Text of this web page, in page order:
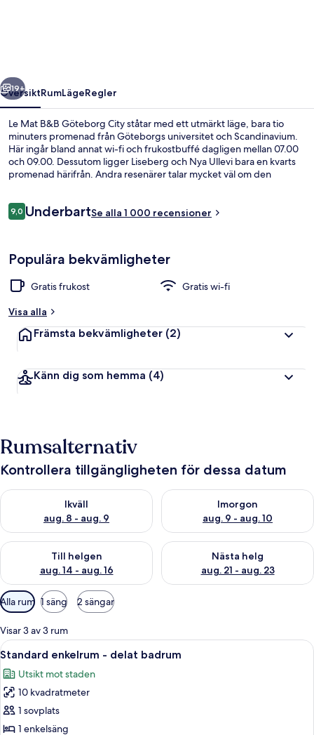
Nästa
19+
ÖversiktRumLägeRegler
Le Mat B&B Göteborg City ståtar med ett utmärkt läge, bara tio
minuters promenad från Göteborgs universitet och Scandinavium.
Här ingår bland annat wi-fi och frukostbuffé dagligen mellan 07.00
och 09.00. Dessutom ligger Liseberg och Nya Ullevi bara en kvarts
promenad härifrån. Andra resenärer talar mycket väl om den
spårvagnshållplats tar det 5 minuter att gå.
Recensioner
9,09,0 av 10,
UnderbartSe alla 1 000 recensioner
Populära bekvämligheter
Gratis frukost
Gratis wi-fi
Visa alla
Främsta bekvämligheter (2)
Känn dig som hemma (4)
Rumsalternativ
Kontrollera tillgängligheten för dessa datum
Ikväll
aug. 8 - aug. 9
Kontrollera tillgängligheten för ikväll aug. 8 - aug. 9
Imorgon
aug. 9 - aug. 10
Kontrollera tillgängligheten
Till helgen
aug. 14 - aug. 16
Kontrollera tillgängligheten för den här helgen aug. 14 - aug.
Nästa helg
aug. 21 - aug. 23
Kontrollera tillgängligheten
Tillgängliga
filter
för
rum
Alla rum 1 säng 2 sängar
Visar 3 av 3 rum
Öppna
alla
foton
för
Standard
enkelrum
Standard enkelrum - delat badrum
4
Standard enkelrum - delat badrum
Utsikt mot staden
10 kvadratmeter
1 sovplats
1 enkelsäng